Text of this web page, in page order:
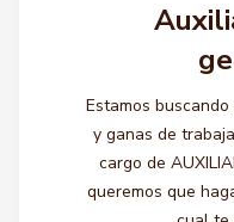
Estamos
y ganas de
cargo de
queremos que